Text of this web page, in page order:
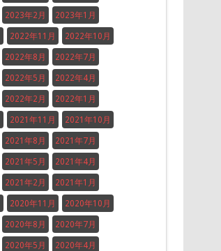
2023年2月 2023年1月
2022年11月 2022年10月
2022年8月 2022年7月
2022年5月 2022年4月
2022年2月 2022年1月
2021年11月 2021年10月
2021年8月 2021年7月
2021年5月 2021年4月
2021年2月 2021年1月
2020年11月 2020年10月
2020年8月 2020年7月
2020年5月 2020年4月